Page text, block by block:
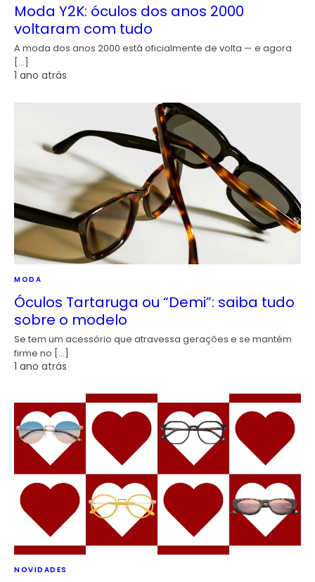
Moda Y2K: óculos dos anos 2000
voltaram com tudo
A moda dos anos 2000 está oficialmente de volta — e agora
[…]
1 ano atrás
MODA
Óculos Tartaruga ou “Demi”: saiba tudo
sobre o modelo
Se tem um acessório que atravessa gerações e se mantém
firme no […]
1 ano atrás
NOVIDADES